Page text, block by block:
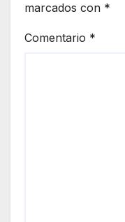
marcados con *
Comentario *